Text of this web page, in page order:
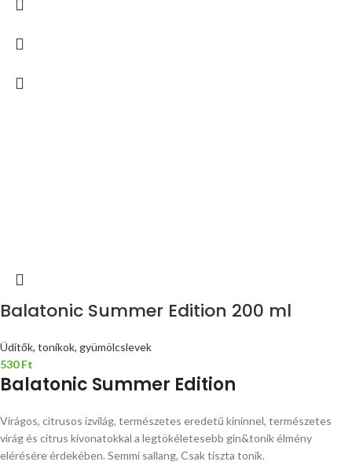
Balatonic Summer Edition 200 ml
Üdítők, tonikok, gyümölcslevek
530Ft
Balatonic Summer Edition
Virágos, citrusos ízvilág, természetes eredetű kininnel, természetes
virág és citrus kivonatokkal a legtökéletesebb gin&tonik élmény
elérésére érdekében. Semmi sallang, Csak tiszta tonik.